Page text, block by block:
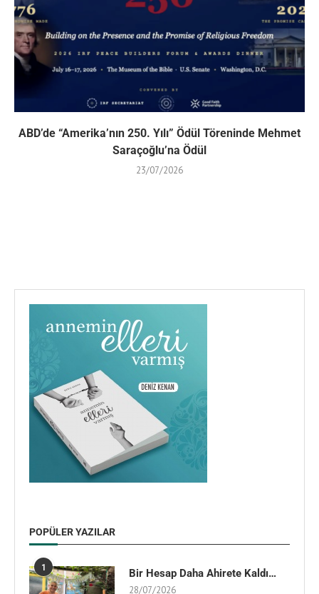
ABD’de “Amerika’nın 250. Yılı” Ödül Töreninde Mehmet
Saraçoğlu’na Ödül
23/07/2026
POPÜLER YAZILAR
1 Bir Hesap Daha Ahirete Kaldı…
28/07/2026